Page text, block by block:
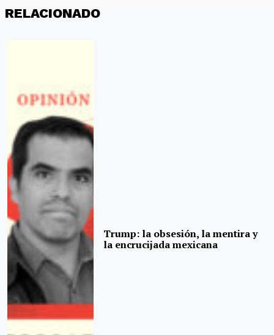
RELACIONADO
Trump: la obsesión, la mentira y
la encrucijada mexicana